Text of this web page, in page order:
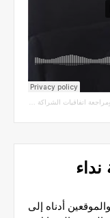
الشراكة مع سلطة الاحتلال